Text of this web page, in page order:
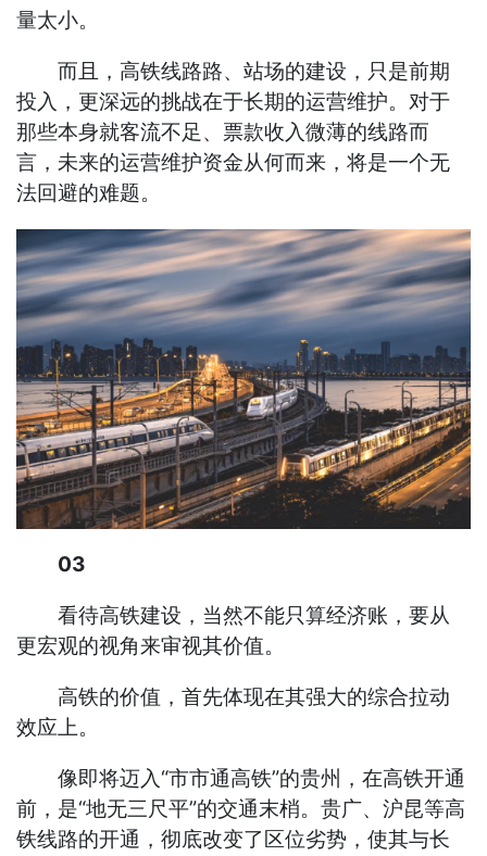
量太小。
而且，高铁线路路、站场的建设，只是前期
投入，更深远的挑战在于长期的运营维护。对于
那些本身就客流不足、票款收入微薄的线路而
言，未来的运营维护资金从何而来，将是一个无
法回避的难题。
03
看待高铁建设，当然不能只算经济账，要从
更宏观的视角来审视其价值。
高铁的价值，首先体现在其强大的综合拉动
效应上。
像即将迈入“市市通高铁”的贵州，在高铁开通
前，是“地无三尺平”的交通末梢。贵广、沪昆等高
铁线路的开通，彻底改变了区位劣势，使其与长